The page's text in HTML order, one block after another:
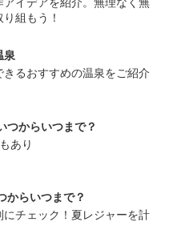
組もう！
泉
るおすすめの温泉をご紹介
つからいつまで？
あり
からいつまで？
チェック！夏レジャーを計